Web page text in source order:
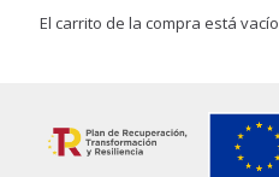
El carrito de la compra está vacío